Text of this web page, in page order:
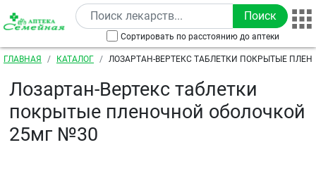
Перейти к основному содержанию
Сортировать по расстоянию до аптеки
Строка навигации
ГЛАВНАЯ КАТАЛОГ
ЛОЗАРТАН-ВЕРТЕКС ТАБЛЕТКИ ПОКРЫТЫЕ
Лозартан-Вертекс таблетки
покрытые пленочной оболочкой
25мг №30